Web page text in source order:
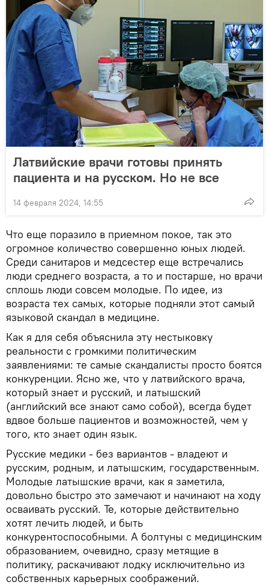
Латвийские врачи готовы принять
пациента и на русском. Но не все
14 февраля 2024, 14:55
Что еще поразило в приемном покое, так это
огромное количество совершенно юных людей.
Среди санитаров и медсестер еще встречались
люди среднего возраста, а то и постарше, но врачи
сплошь люди совсем молодые. По идее, из
возраста тех самых, которые подняли этот самый
языковой скандал в медицине.
Как я для себя объяснила эту нестыковку
реальности с громкими политическим
заявлениями: те самые скандалисты просто боятся
конкуренции. Ясно же, что у латвийского врача,
который знает и русский, и латышский
(английский все знают само собой), всегда будет
вдвое больше пациентов и возможностей, чем у
того, кто знает один язык.
Русские медики - без вариантов - владеют и
русским, родным, и латышским, государственным.
Молодые латышские врачи, как я заметила,
довольно быстро это замечают и начинают на ходу
осваивать русский. Те, которые действительно
хотят лечить людей, и быть
конкурентоспособными. А болтуны с медицинским
образованием, очевидно, сразу метящие в
политику, раскачивают лодку исключительно из
собственных карьерных соображений.